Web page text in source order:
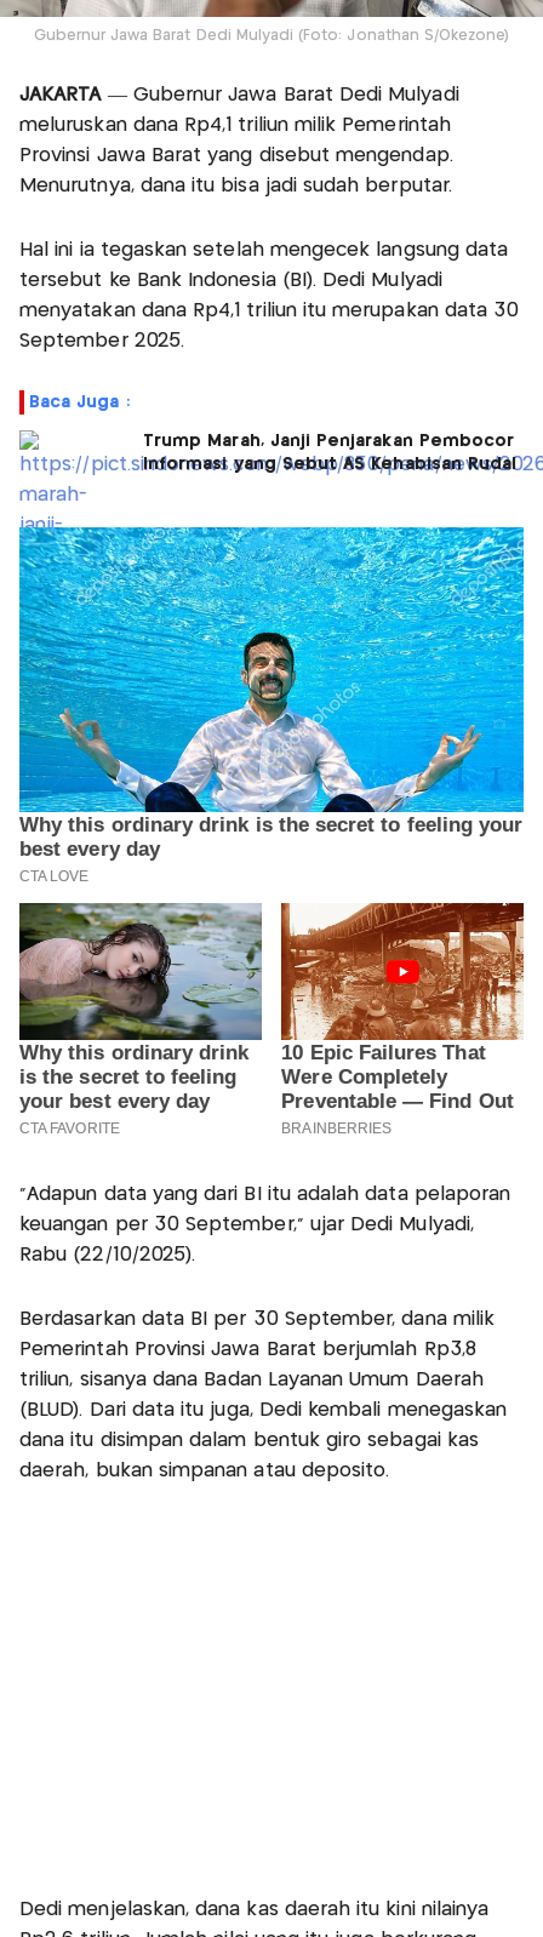
Gubernur Jawa Barat Dedi Mulyadi (Foto: Jonathan S/Okezone)
JAKARTA— Gubernur Jawa Barat Dedi Mulyadi
meluruskan dana Rp4,1 triliun milik Pemerintah
Provinsi Jawa Barat yang disebut mengendap.
Menurutnya, dana itu bisa jadi sudah berputar.
Hal ini ia tegaskan setelah mengecek langsung data
tersebut ke Bank Indonesia (BI). Dedi Mulyadi
menyatakan dana Rp4,1 triliun itu merupakan data 30
September 2025.
Baca Juga :
Trump Marah, Janji Penjarakan Pembocor
Informasi yang Sebut AS Kehabisan Rudal
“Adapun data yang dari BI itu adalah data pelaporan
keuangan per 30 September,” ujar Dedi Mulyadi,
Rabu (22/10/2025).
Berdasarkan data BI per 30 September, dana milik
Pemerintah Provinsi Jawa Barat berjumlah Rp3,8
triliun, sisanya dana Badan Layanan Umum Daerah
(BLUD). Dari data itu juga, Dedi kembali menegaskan
dana itu disimpan dalam bentuk giro sebagai kas
daerah, bukan simpanan atau deposito.
Dedi menjelaskan, dana kas daerah itu kini nilainya